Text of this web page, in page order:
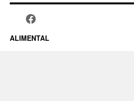
ALIMENTAL